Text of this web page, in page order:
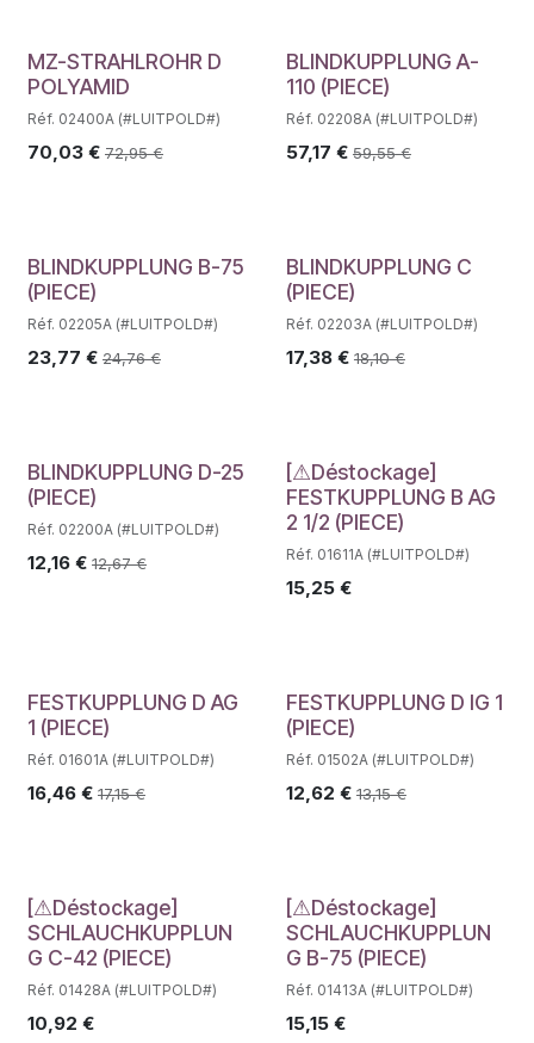
MZ-STRAHLROHR D
POLYAMID
Réf. 02400A (#LUITPOLD#)
70,03 € 72,95€
BLINDKUPPLUNG A-
110 (PIECE)
Réf. 02208A (#LUITPOLD#)
57,17 € 59,55€
BLINDKUPPLUNG B-75
(PIECE)
Réf. 02205A (#LUITPOLD#)
23,77 € 24,76€
BLINDKUPPLUNG C
(PIECE)
Réf. 02203A (#LUITPOLD#)
17,38€ 18,10€
BLINDKUPPLUNG D-25
(PIECE)
Réf. 02200A (#LUITPOLD#)
12,16 € 12,67€
Déstockage
[⚠Déstockage]
FESTKUPPLUNG B AG
2 1/2 (PIECE)
Réf. 01611A (#LUITPOLD#)
15,25€
FESTKUPPLUNG D AG
1 (PIECE)
Réf. 01601A (#LUITPOLD#)
16,46 € 17,15€
FESTKUPPLUNG D IG 1
(PIECE)
Réf. 01502A (#LUITPOLD#)
12,62 € 13,15€
Déstockage
[⚠Déstockage]
SCHLAUCHKUPPLUN
G C-42 (PIECE)
Réf. 01428A (#LUITPOLD#)
10,92 €
Déstockage
[⚠Déstockage]
SCHLAUCHKUPPLUN
G B-75 (PIECE)
Réf. 01413A (#LUITPOLD#)
15,15€